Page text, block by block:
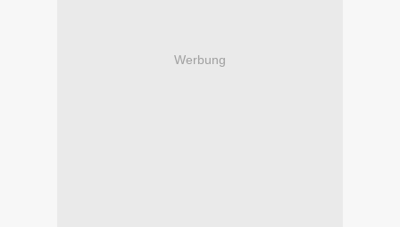
Werbung